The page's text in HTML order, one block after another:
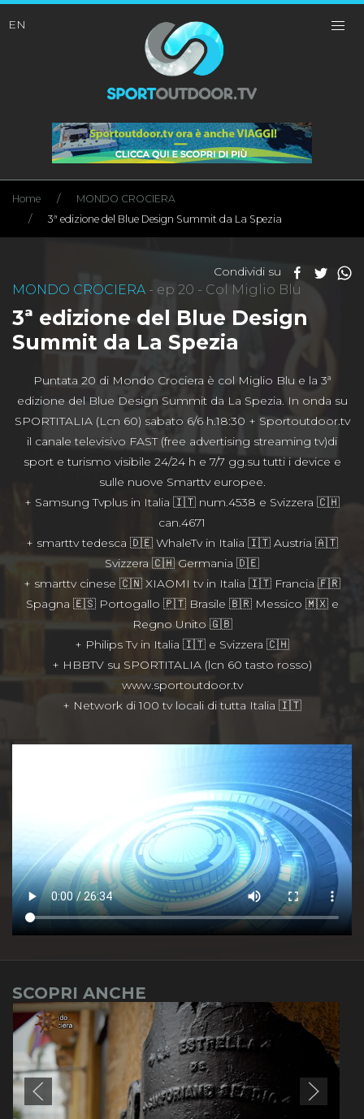
EN
Home
MONDO CROCIERA
3ª edizione del Blue Design Summit da La Spezia
Condividi su
MONDO CROCIERA - ep 20 - Col Miglio Blu
3ª edizione del Blue Design
Summit da La Spezia
Puntata 20 di Mondo Crociera è col Miglio Blu e la 3ª
edizione del Blue Design Summit da La Spezia. In onda su
SPORTITALIA (Lcn 60) sabato 6/6 h.18:30 + Sportoutdoor.tv
il canale televisivo FAST (free advertising streaming tv)di
sport e turismo visibile 24/24 h e 7/7 gg.su tutti i device e
sulle nuove Smarttv europee.
+ Samsung Tvplus in Italia 🇮🇹 num.4538 e Svizzera 🇨🇭
can.4671
+ smarttv tedesca 🇩🇪 WhaleTv in Italia 🇮🇹 Austria 🇦🇹
Svizzera 🇨🇭 Germania 🇩🇪
+ smarttv cinese 🇨🇳 XIAOMI tv in Italia 🇮🇹 Francia 🇫🇷
Spagna 🇪🇸 Portogallo 🇵🇹 Brasile 🇧🇷 Messico 🇲🇽 e
Regno Unito 🇬🇧
+ Philips Tv in Italia 🇮🇹 e Svizzera 🇨🇭
+ HBBTV su SPORTITALIA (lcn 60 tasto rosso)
www.sportoutdoor.tv
+ Network di 100 tv locali di tutta Italia 🇮🇹
SCOPRI ANCHE